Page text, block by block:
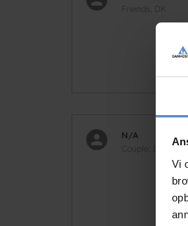
Vi
Friends, DK
N/A
Couple, DK